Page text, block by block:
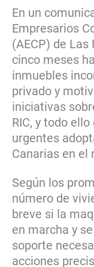
En un
Empresarios
(AECP) de
cinco meses
inmuebles
privado y
iniciativas
RIC, y todo
urgentes
Canarias en el
Según los
número de
breve si la
en marcha y
soporte
acciones